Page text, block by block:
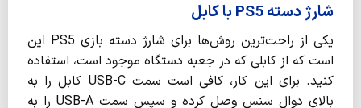
شارژ دسته PS5 با کابل
یکی از راحت‌ترین روش‌ها برای شارژ دسته بازی PS5 این
است که از کابلی که در جعبه دستگاه موجود است، استفاده
کنید. برای این کار، کافی است سمت USB-C کابل را به
بالای دوال سنس وصل کرده و سپس سمت USB-A را به